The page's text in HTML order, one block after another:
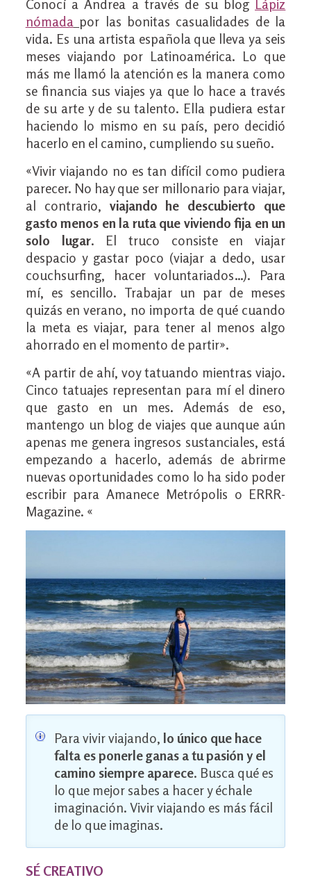
Conocí a Andrea a través de su blog Lápiz
nómada por las bonitas casualidades de la
vida. Es una artista española que lleva ya seis
meses viajando por Latinoamérica. Lo que
más me llamó la atención es la manera como
se financia sus viajes ya que lo hace a través
de su arte y de su talento. Ella pudiera estar
haciendo lo mismo en su país, pero decidió
hacerlo en el camino, cumpliendo su sueño.
«Vivir viajando no es tan difícil como pudiera
parecer. No hay que ser millonario para viajar,
al contrario, viajando he descubierto que
gasto menos en la ruta que viviendo fija en un
solo lugar. El truco consiste en viajar
despacio y gastar poco (viajar a dedo, usar
couchsurfing, hacer voluntariados…). Para
mí, es sencillo. Trabajar un par de meses
quizás en verano, no importa de qué cuando
la meta es viajar, para tener al menos algo
ahorrado en el momento de partir».
«A partir de ahí, voy tatuando mientras viajo.
Cinco tatuajes representan para mí el dinero
que gasto en un mes. Además de eso,
mantengo un blog de viajes que aunque aún
apenas me genera ingresos sustanciales, está
empezando a hacerlo, además de abrirme
nuevas oportunidades como lo ha sido poder
escribir para Amanece Metrópolis o ERRR-
Magazine. «
Para vivir viajando, lo único que hace
falta es ponerle ganas a tu pasión y el
camino siempre aparece. Busca qué es
lo que mejor sabes a hacer y échale
imaginación. Vivir viajando es más fácil
de lo que imaginas.
SÉ CREATIVO